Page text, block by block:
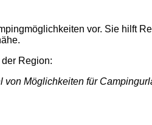
vor. Sie hilft
Region:
Möglichkeiten für